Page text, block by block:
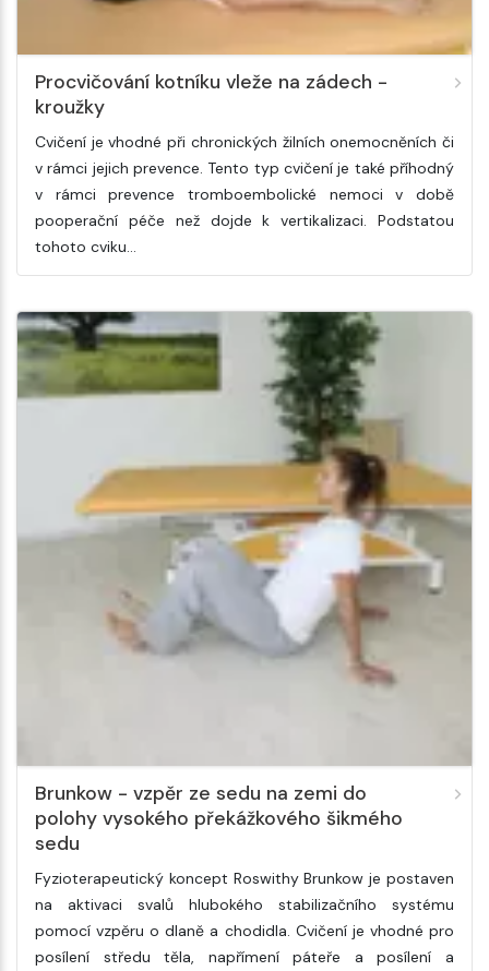
Procvičování kotníku vleže na zádech -
kroužky
Cvičení je vhodné při chronických žilních onemocněních či
v rámci jejich prevence. Tento typ cvičení je také příhodný
v rámci prevence tromboembolické nemoci v době
pooperační péče než dojde k vertikalizaci. Podstatou
tohoto cviku…
Brunkow - vzpěr ze sedu na zemi do
polohy vysokého překážkového šikmého
sedu
Fyzioterapeutický koncept Roswithy Brunkow je postaven
na aktivaci svalů hlubokého stabilizačního systému
pomocí vzpěru o dlaně a chodidla. Cvičení je vhodné pro
posílení středu těla, napřímení páteře a posílení a